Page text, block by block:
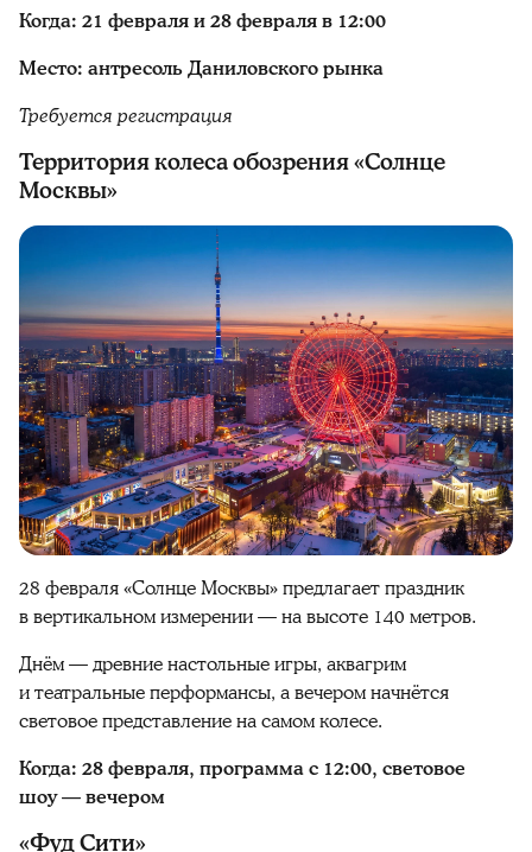
Когда: 21 февраля и 28 февраля в 12:00
Место: антресоль Даниловского рынка
Требуется регистрация
Территория колеса обозрения «Солнце
Москвы»
28 февраля «Солнце Москвы» предлагает праздник
в вертикальном измерении — на высоте 140 метров.
Днём — древние настольные игры, аквагрим
и театральные перформансы, а вечером начнётся
световое представление на самом колесе.
Когда: 28 февраля, программа с 12:00, световое
шоу — вечером
«Фуд Сити»